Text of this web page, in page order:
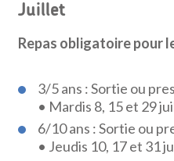
Juillet
Repas obligatoire pour
3/5 ans : Sortie ou
• Mardis 8, 15 et 29
6/10 ans : Sortie ou
• Jeudis 10, 17 et 31